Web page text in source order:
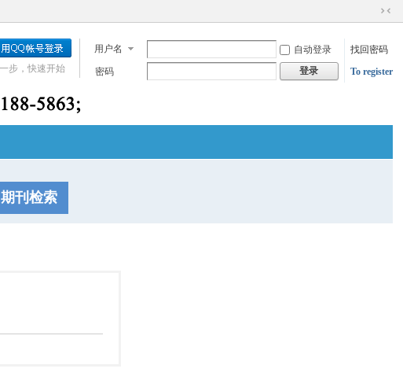
切
到
窄
用户名 自动登录
找回密码
密码
登录 To register
步，快速开始
期刊检索